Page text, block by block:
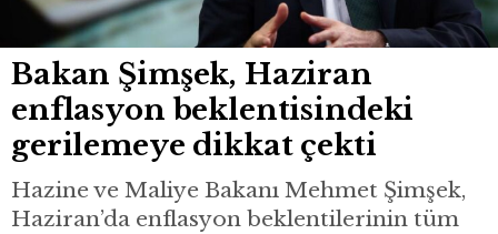
Bakan Şimşek, Haziran
enflasyon beklentisindeki
gerilemeye dikkat çekti
Hazine ve Maliye Bakanı Mehmet Şimşek,
Haziran’da enflasyon beklentilerinin tüm